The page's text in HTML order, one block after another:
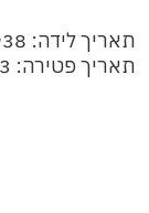
תאריך לידה: 20.11.1938
תאריך פטירה: 2.9.2023